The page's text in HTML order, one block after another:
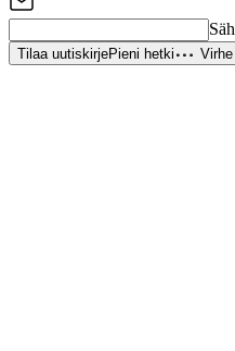
Tilaa uutiskirjePieni hetki Virhe